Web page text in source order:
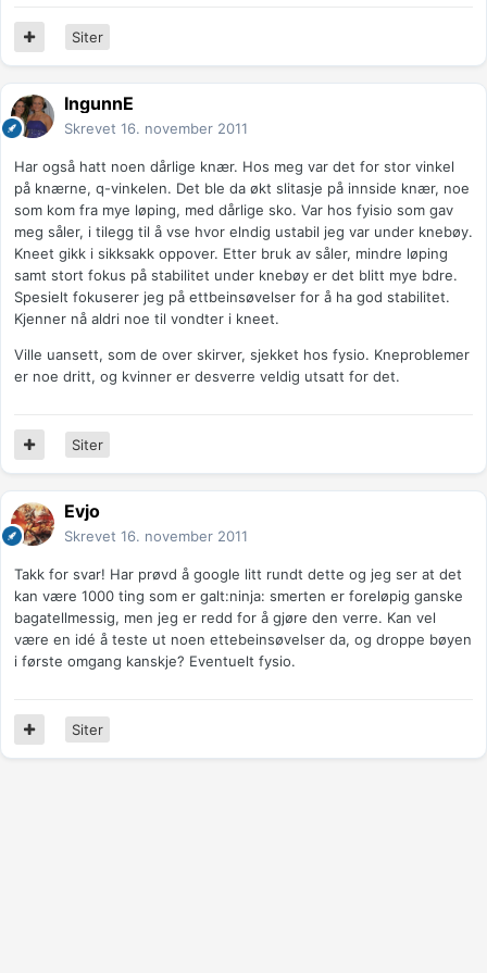
Siter
IngunnE
Skrevet 16. november 2011
Har også hatt noen dårlige knær. Hos meg var det for stor vinkel
på knærne, q-vinkelen. Det ble da økt slitasje på innside knær, noe
som kom fra mye løping, med dårlige sko. Var hos fyisio som gav
meg såler, i tilegg til å vse hvor elndig ustabil jeg var under knebøy.
Kneet gikk i sikksakk oppover. Etter bruk av såler, mindre løping
samt stort fokus på stabilitet under knebøy er det blitt mye bdre.
Spesielt fokuserer jeg på ettbeinsøvelser for å ha god stabilitet.
Kjenner nå aldri noe til vondter i kneet.
Ville uansett, som de over skirver, sjekket hos fysio. Kneproblemer
er noe dritt, og kvinner er desverre veldig utsatt for det.
Siter
Evjo
Skrevet 16. november 2011
Takk for svar! Har prøvd å google litt rundt dette og jeg ser at det
kan være 1000 ting som er galt:ninja: smerten er foreløpig ganske
bagatellmessig, men jeg er redd for å gjøre den verre. Kan vel
være en idé å teste ut noen ettebeinsøvelser da, og droppe bøyen
i første omgang kanskje? Eventuelt fysio.
Siter